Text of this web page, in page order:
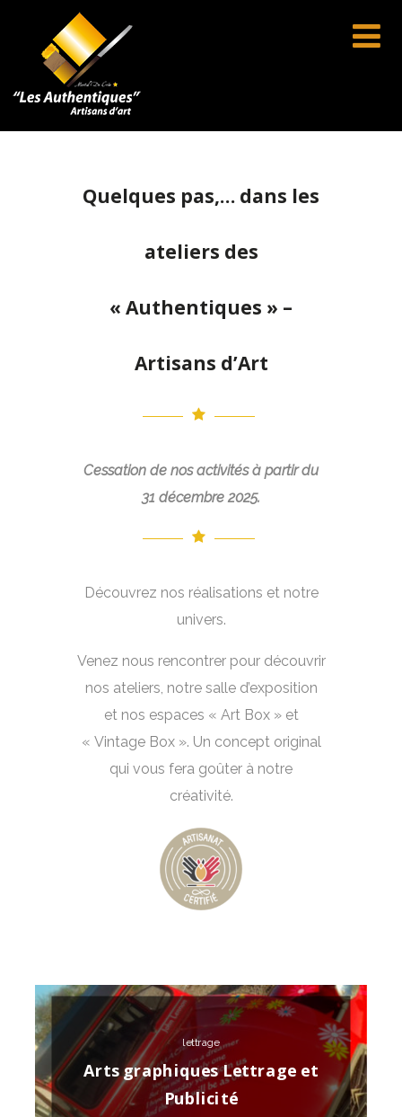
Quelques pas,… dans les
ateliers des
« Authentiques » –
Artisans d’Art
Cessation de nos activités à partir du
31 décembre 2025.
Découvrez nos réalisations et notre
univers.
Venez nous rencontrer pour découvrir
nos ateliers, notre salle d’exposition
et nos espaces « Art Box » et
« Vintage Box ». Un concept original
qui vous fera goûter à notre
créativité.
lettrage
Arts graphiques Lettrage et
Publicité